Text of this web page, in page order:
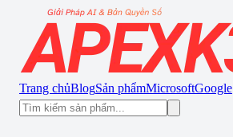
Trang chủBlogSản phẩmMicrosoftGoogle